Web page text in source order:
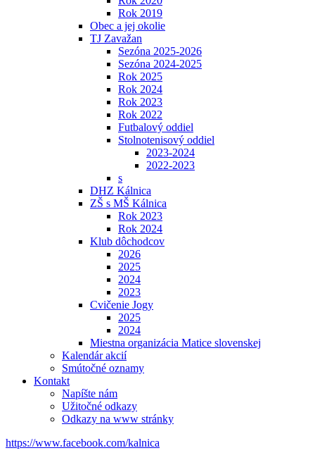
Rok 2019
Obec a jej okolie
TJ Zavažan
Sezóna 2025-2026
Sezóna 2024-2025
Rok 2025
Rok 2024
Rok 2023
Rok 2022
Futbalový oddiel
Stolnotenisový oddiel
2023-2024
2022-2023
s
DHZ Kálnica
ZŠ s MŠ Kálnica
Rok 2023
Rok 2024
Klub dôchodcov
2026
2025
2024
2023
Cvičenie Jogy
2025
2024
Miestna organizácia Matice slovenskej
Kalendár akcií
Smútočné oznamy
Kontakt
Napíšte nám
Užitočné odkazy
Odkazy na www stránky
https://www.facebook.com/kalnica